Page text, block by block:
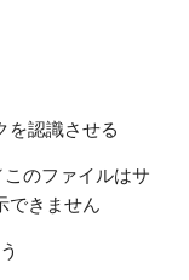
を認識させる
のファイルはサ
できません